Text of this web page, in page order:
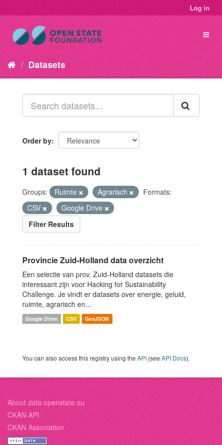
Log in
Datasets
Order by
1 dataset found
Groups: Ruimte Agrarisch
Formats:
CSV
Google Drive
Filter Results
Provincie Zuid-Holland data overzicht
Een selectie van prov. Zuid-Holland datasets die
interessant zijn voor Hacking for Sustainability
Challenge. Je vindt er datasets over energie, geluid,
ruimte, agrarisch en...
Google Drive CSV GeoJSON
You can also access this registry using the API (see API Docs).
About data.openstate.eu
CKAN API
CKAN Association